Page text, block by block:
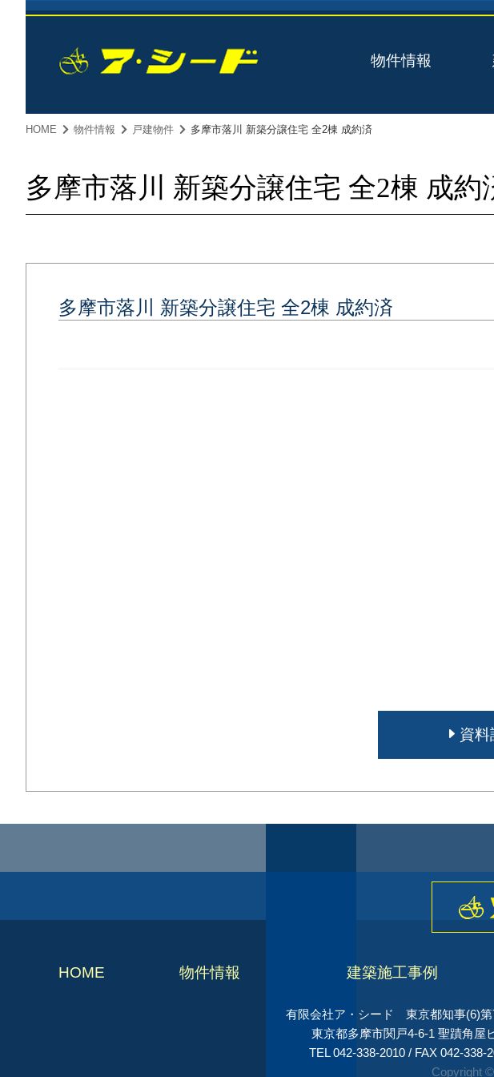
物件情報
HOME 物件情報 戸建物件 多摩市落川 新築分譲住宅 全2棟 成約済
多摩市落川 新築分譲住宅 全2棟 成約
多摩市落川 新築分譲住宅 全2棟 成約済
資料
HOME 物件情報 建築施工事例
有限会社ア・シード 東京都知事(6)第
東京都多摩市関戸4-6-1 聖蹟角屋
TEL 042-338-2010 / FAX 042-338-
Copyright